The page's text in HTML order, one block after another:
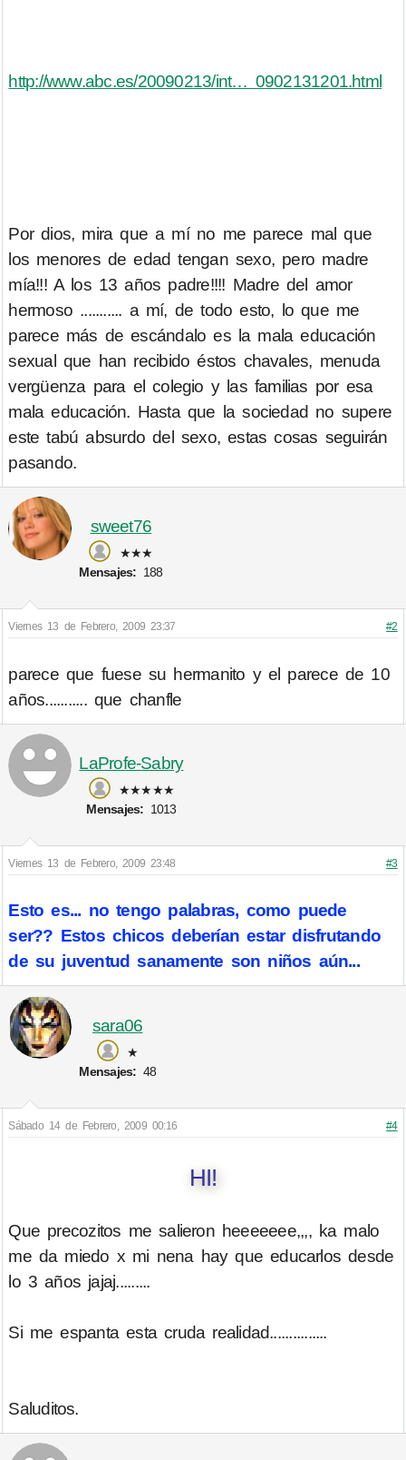
http://www.abc.es/20090213/int… 0902131201.html
Por dios, mira que a mí no me parece mal que
los menores de edad tengan sexo, pero madre
mía!!! A los 13 años padre!!!! Madre del amor
hermoso ........... a mí, de todo esto, lo que me
parece más de escándalo es la mala educación
sexual que han recibido éstos chavales, menuda
vergüenza para el colegio y las familias por esa
mala educación. Hasta que la sociedad no supere
este tabú absurdo del sexo, estas cosas seguirán
pasando.
sweet76
★★★
Mensajes: 188
Viernes 13 de Febrero, 2009 23:37 #2
parece que fuese su hermanito y el parece de 10
años........... que chanfle
LaProfe-Sabry
★★★★★
Mensajes: 1013
Viernes 13 de Febrero, 2009 23:48 #3
Esto es... no tengo palabras, como puede
ser?? Estos chicos deberían estar disfrutando
de su juventud sanamente son niños aún...
sara06
★
Mensajes: 48
Sábado 14 de Febrero, 2009 00:16 #4
HI!
Que precozitos me salieron heeeeeee,,,, ka malo
me da miedo x mi nena hay que educarlos desde
lo 3 años jajaj.........
Si me espanta esta cruda realidad...............
Saluditos.